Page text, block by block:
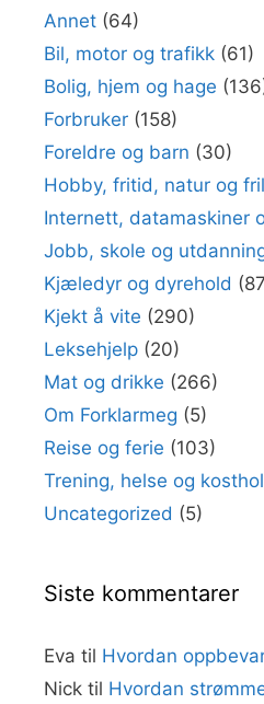
Annet (64)
Bil, motor og trafikk (61)
Bolig, hjem og hage
Forbruker (158)
Foreldre og barn (30)
Hobby, fritid, natur og
Internett, datamaskiner
Jobb, skole og
Kjæledyr og dyrehold
Kjekt å vite (290)
Leksehjelp (20)
Mat og drikke (266)
Om Forklarmeg (5)
Reise og ferie (103)
Trening, helse og
Uncategorized (5)
Siste kommentarer
Eva til Hvordan
Nick til Hvordan